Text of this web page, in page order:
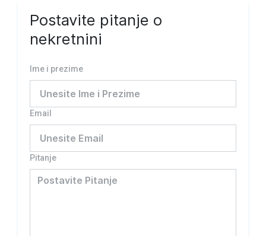
Postavite pitanje o
nekretnini
Ime i prezime
Email
Pitanje